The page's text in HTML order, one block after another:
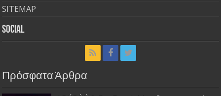
SITEMAP
Social
Πρόσφατα Άρθρα